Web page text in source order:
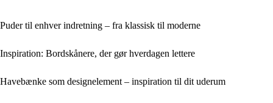
Puder til enhver indretning – fra klassisk til moderne
Inspiration: Bordskånere, der gør hverdagen lettere
Havebænke som designelement – inspiration til dit uderum